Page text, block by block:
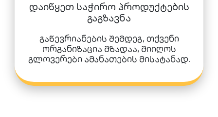
დაიწყეთ საჭირო პროდუქტების
გაგზავნა
გაწევრიანების შემდეგ, თქვენი
ორგანიზაცია მზადაა, მიიღოს
გლოვერები ამანათების მისატანად.